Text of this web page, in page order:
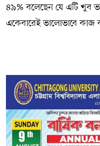
৪৯% বলেছেন যে এটি খুব
একেবারেই ভালোভাবে কাজ